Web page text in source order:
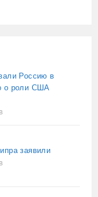
Россию в
о роли США
заявили